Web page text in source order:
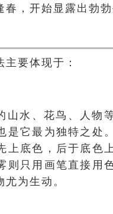
，开始显露出勃勃
要体现于：
山水、花鸟、人物
是它最为独特之处
上底色，后于底色
则只用画笔直接用
为生动。